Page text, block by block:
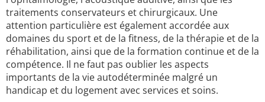
traitements conservateurs et chirurgicaux. Une
attention particulière est également accordée aux
domaines du sport et de la fitness, de la thérapie et de la
réhabilitation, ainsi que de la formation continue et de la
compétence. Il ne faut pas oublier les aspects
importants de la vie autodéterminée malgré un
handicap et du logement avec services et soins.